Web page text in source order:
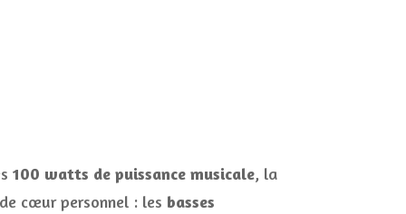
100 watts de puissance musicale, la
cœur personnel : les basses